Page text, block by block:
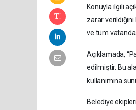
Konuyla ilgili
zarar
ve tüm
Açıklamada,
edilmiştir. Bu
kullanımına
Belediye